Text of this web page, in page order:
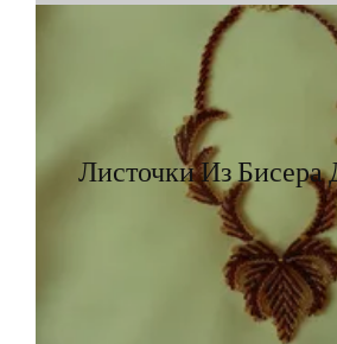
Листочки Из Бисера